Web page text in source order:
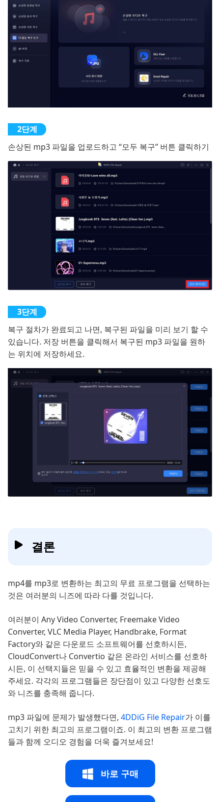
손상된 mp3 파일을 업로드하고 “모두 복구” 버튼 클릭하기
복구 절차가 완료되고 나면, 복구된 파일을 미리 보기 할 수
있습니다. 저장 버튼을 클릭해서 복구된 mp3 파일을 원하
는 위치에 저장하세요.
결론
mp4를 mp3로 변환하는 최고의 무료 프로그램을 선택하는
것은 여러분의 니즈에 따라 다를 것입니다.
여러분이 Any Video Converter, Freemake Video
Converter, VLC Media Player, Handbrake, Format
Factory와 같은 다운로드 소프트웨어를 선호하시든,
CloudConvert나 Convertio 같은 온라인 서비스를 선호하
시든, 이 선택지들은 믿을 수 있고 효율적인 변환을 제공해
주세요. 각각의 프로그램들은 장단점이 있고 다양한 선호도
와 니즈를 충족해 줍니다.
mp3 파일에 문제가 발생했다면, 4DDiG File Repair가 이를
고치기 위한 최고의 프로그램이죠. 이 최고의 변환 프로그램
들과 함께 오디오 경험을 더욱 즐겨보세요!
바로 구매